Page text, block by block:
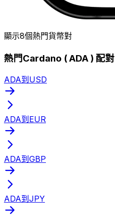
顯示8個熱門貨幣對
熱門Cardano ( ADA ) 配對
ADA到USD
ADA到EUR
ADA到GBP
ADA到JPY